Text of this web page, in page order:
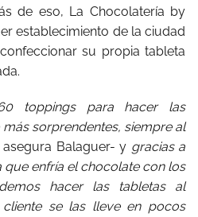
de eso, La Chocolatería by
establecimiento de la ciudad
su propia tableta
toppings para hacer las
sorprendentes, siempre al
Balaguer- y gracias a
enfría el chocolate con los
hacer las tabletas al
se las lleve en pocos